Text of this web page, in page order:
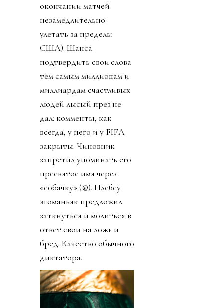
окончании матчей
незамедлительно
улетать за пределы
США). Шанса
подтвердить свои слова
тем самым миллионам и
миллиардам счастливых
людей лысый през не
дал: комменты, как
всегда, у него и у FIFA
закрыты. Чиновник
запретил упоминать его
пресвятое имя через
«собачку» (@). Плебсу
эгоманьяк предложил
заткнуться и молиться в
ответ свои на ложь и
бред. Качество обычного
диктатора.